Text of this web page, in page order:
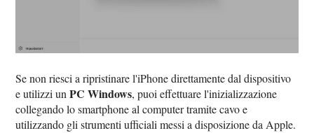
Se non riesci a ripristinare l'iPhone direttamente dal dispositivo
e utilizzi unPC Windows, puoi effettuare l'inizializzazione
collegando lo smartphone al computer tramite cavo e
utilizzando gli strumenti ufficiali messi a disposizione da Apple.